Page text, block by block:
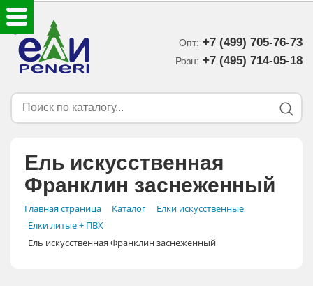
Опт: +7 (499) 705-76-73
Розн: +7 (495) 714-05-18‬
Ель искусственная
Франклин заснеженный
Главная страница Каталог
Елки искусственные
Елки литые + ПВХ
Ель искусственная Франклин заснеженный
ЕЛКИ ИСКУССТВЕННЫЕ
ЕЛОЧНЫЕ УКРАШЕНИЯ
НОВОГОДНИЙ ДЕКОР
ДОСТАВКА В РЕГИОНЫ
ДОСТАВКА